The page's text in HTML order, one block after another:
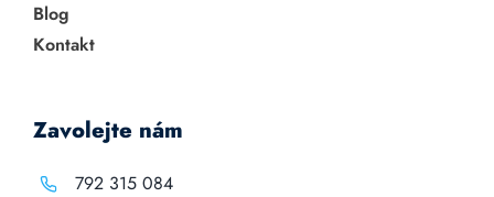
Blog
Kontakt
Zavolejte nám
792 315 084